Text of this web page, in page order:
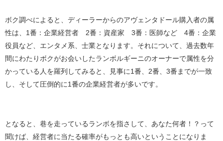
ボク調べによると、ディーラーからのアヴェンタドール購入者の属
性は、1番：企業経営者 2番：資産家 3番：医師など 4番：企業
役員など、エンタメ系、士業となります。それについて、過去数年
間にわたりボクがお会いしたランボルギーニのオーナーで属性を分
かっている人を羅列してみると、見事に1番、2番、3番までが一致
し、そして圧倒的に1番の企業経営者が多いです。
となると、巷を走っているランボを指さして、あなた何者！？って
聞けば、経営者に当たる確率がもっとも高いということになりま